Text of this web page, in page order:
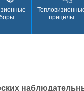
прицелы